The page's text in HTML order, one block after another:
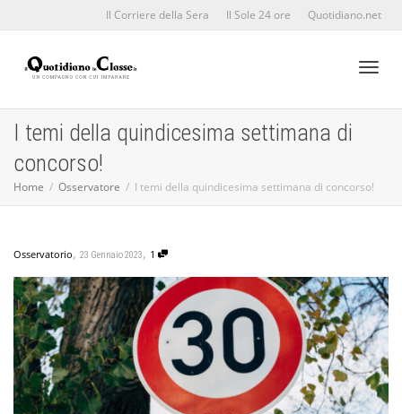
Il Corriere della Sera Il Sole 24 ore Quotidiano.net
I temi della quindicesima settimana di
concorso!
Home Osservatore I temi della quindicesima settimana di concorso!
Osservatorio, 23 Gennaio 2023, 1